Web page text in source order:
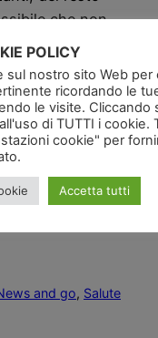
che non
con qualche
sappiamo
possiamo fare
and go, Salute
POLICY
sul nostro sito Web per
ricordando le
le visite. Cliccando
di TUTTI i cookie.
cookie" per
Accetta tutti